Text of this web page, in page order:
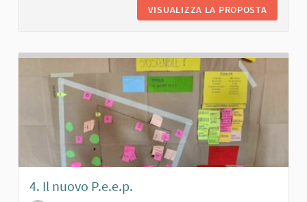
VISUALIZZA LA PROPOSTA
4. Il nuovo P.e.e.p.